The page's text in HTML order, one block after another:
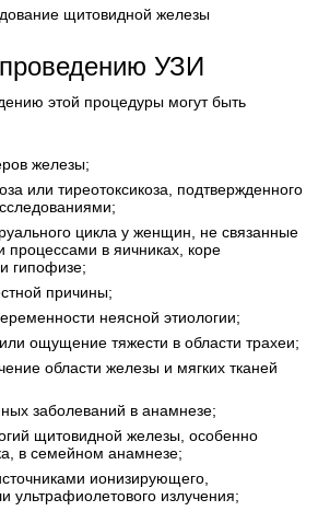
щитовидной железы
УЗИ
этой процедуры могут быть
железы;
или тиреотоксикоза, подтвержденного
цикла у женщин, не связанные
процессами в яичниках, коре
гипофизе;
причины;
неясной этиологии;
ощущение тяжести в области трахеи;
области железы и мягких тканей
заболеваний в анамнезе;
щитовидной железы, особенно
в семейном анамнезе;
ионизирующего,
ультрафиолетового излучения;